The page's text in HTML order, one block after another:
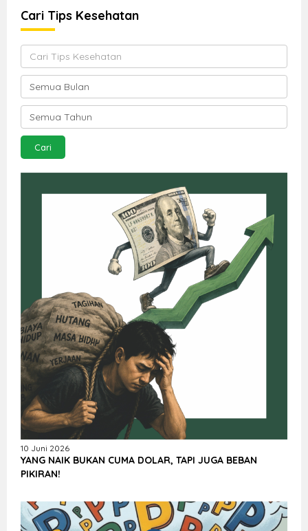
Cari Tips Kesehatan
10 Juni 2026
YANG NAIK BUKAN CUMA DOLAR, TAPI JUGA BEBAN
PIKIRAN!